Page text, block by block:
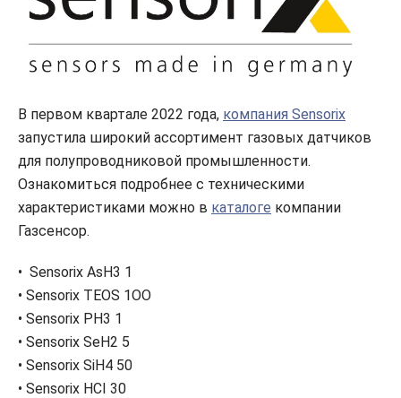
В первом квартале 2022 года, компания Sensorix
запустила широкий ассортимент газовых датчиков
для полупроводниковой промышленности.
Ознакомиться подробнее с техническими
характеристиками можно в каталоге компании
Газсенсор.
• Sensorix AsH3 1
• Sensorix TEOS 1OO
• Sensorix PH3 1
• Sensorix SeH2 5
• Sensorix SiH4 50
• Sensorix HCI 30